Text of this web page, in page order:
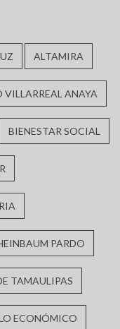
ALTAMIRA
VILLARREAL ANAYA
BIENESTAR SOCIAL
PARDO
TAMAULIPAS
ECONÓMICO